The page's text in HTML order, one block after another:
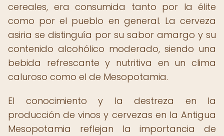
cereales, era consumida tanto por la élite
como por el pueblo en general. La cerveza
asiria se distinguía por su sabor amargo y su
contenido alcohólico moderado, siendo una
bebida refrescante y nutritiva en un clima
caluroso como el de Mesopotamia.
El conocimiento y la destreza en la
producción de vinos y cervezas en la Antigua
Mesopotamia reflejan la importancia de